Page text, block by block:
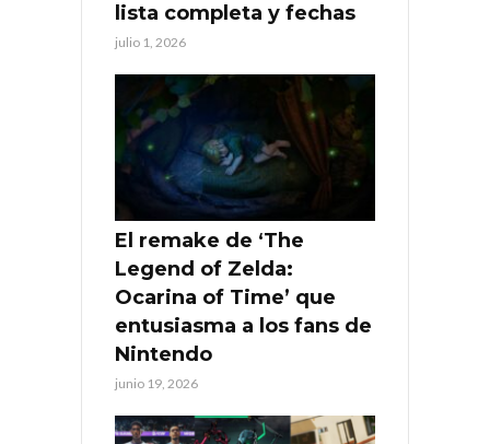
lista completa y fechas
julio 1, 2026
El remake de ‘The
Legend of Zelda:
Ocarina of Time’ que
entusiasma a los fans de
Nintendo
junio 19, 2026